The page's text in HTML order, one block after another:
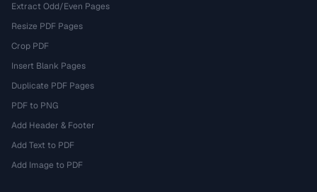
Extract Odd/Even Pages
Resize PDF Pages
Crop PDF
Insert Blank Pages
Duplicate PDF Pages
PDF to PNG
Add Header & Footer
Add Text to PDF
Add Image to PDF